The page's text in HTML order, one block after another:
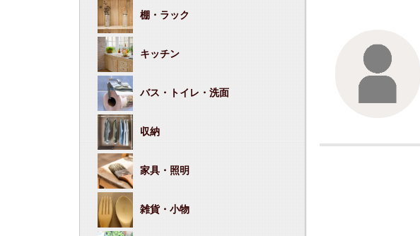
棚・ラック
キッチン
バス・トイレ・洗面
収納
家具・照明
雑貨・小物